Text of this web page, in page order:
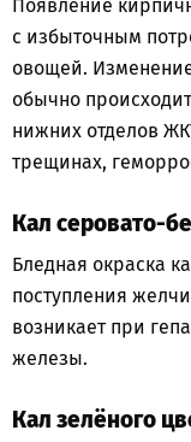
Появление
с избыточным
овощей.
обычно
нижних отделов
трещинах,
Кал серовато-
Бледная окраска
поступления
возникает при
железы.
Кал зелёного